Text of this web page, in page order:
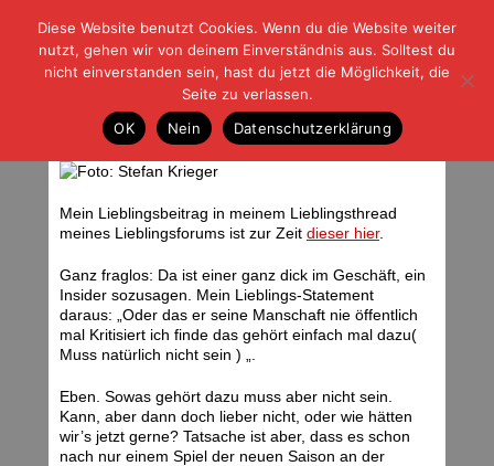
| | |BLOG-GFußball und der Rest
HOME|REGELN|IMPRESSUM |DATENSCHUTZ
Es brodelt
Dienstag, 19.08.08 | 07:54 Uhr
Mein Lieblingsbeitrag in meinem Lieblingsthread
meines Lieblingsforums ist zur Zeit dieser hier.
Ganz fraglos: Da ist einer ganz dick im Geschäft, ein
Insider sozusagen. Mein Lieblings-Statement
daraus: „Oder das er seine Manschaft nie öffentlich
mal Kritisiert ich finde das gehört einfach mal dazu(
Muss natürlich nicht sein ) „.
Eben. Sowas gehört dazu muss aber nicht sein.
Kann, aber dann doch lieber nicht, oder wie hätten
wir’s jetzt gerne? Tatsache ist aber, dass es schon
nach nur einem Spiel der neuen Saison an der
Diese Website benutzt Cookies. Wenn du die Website weiter
nutzt, gehen wir von deinem Einverständnis aus. Solltest du
nicht einverstanden sein, hast du jetzt die Möglichkeit, die
Seite zu verlassen.
OK
Nein Datenschutzerklärung